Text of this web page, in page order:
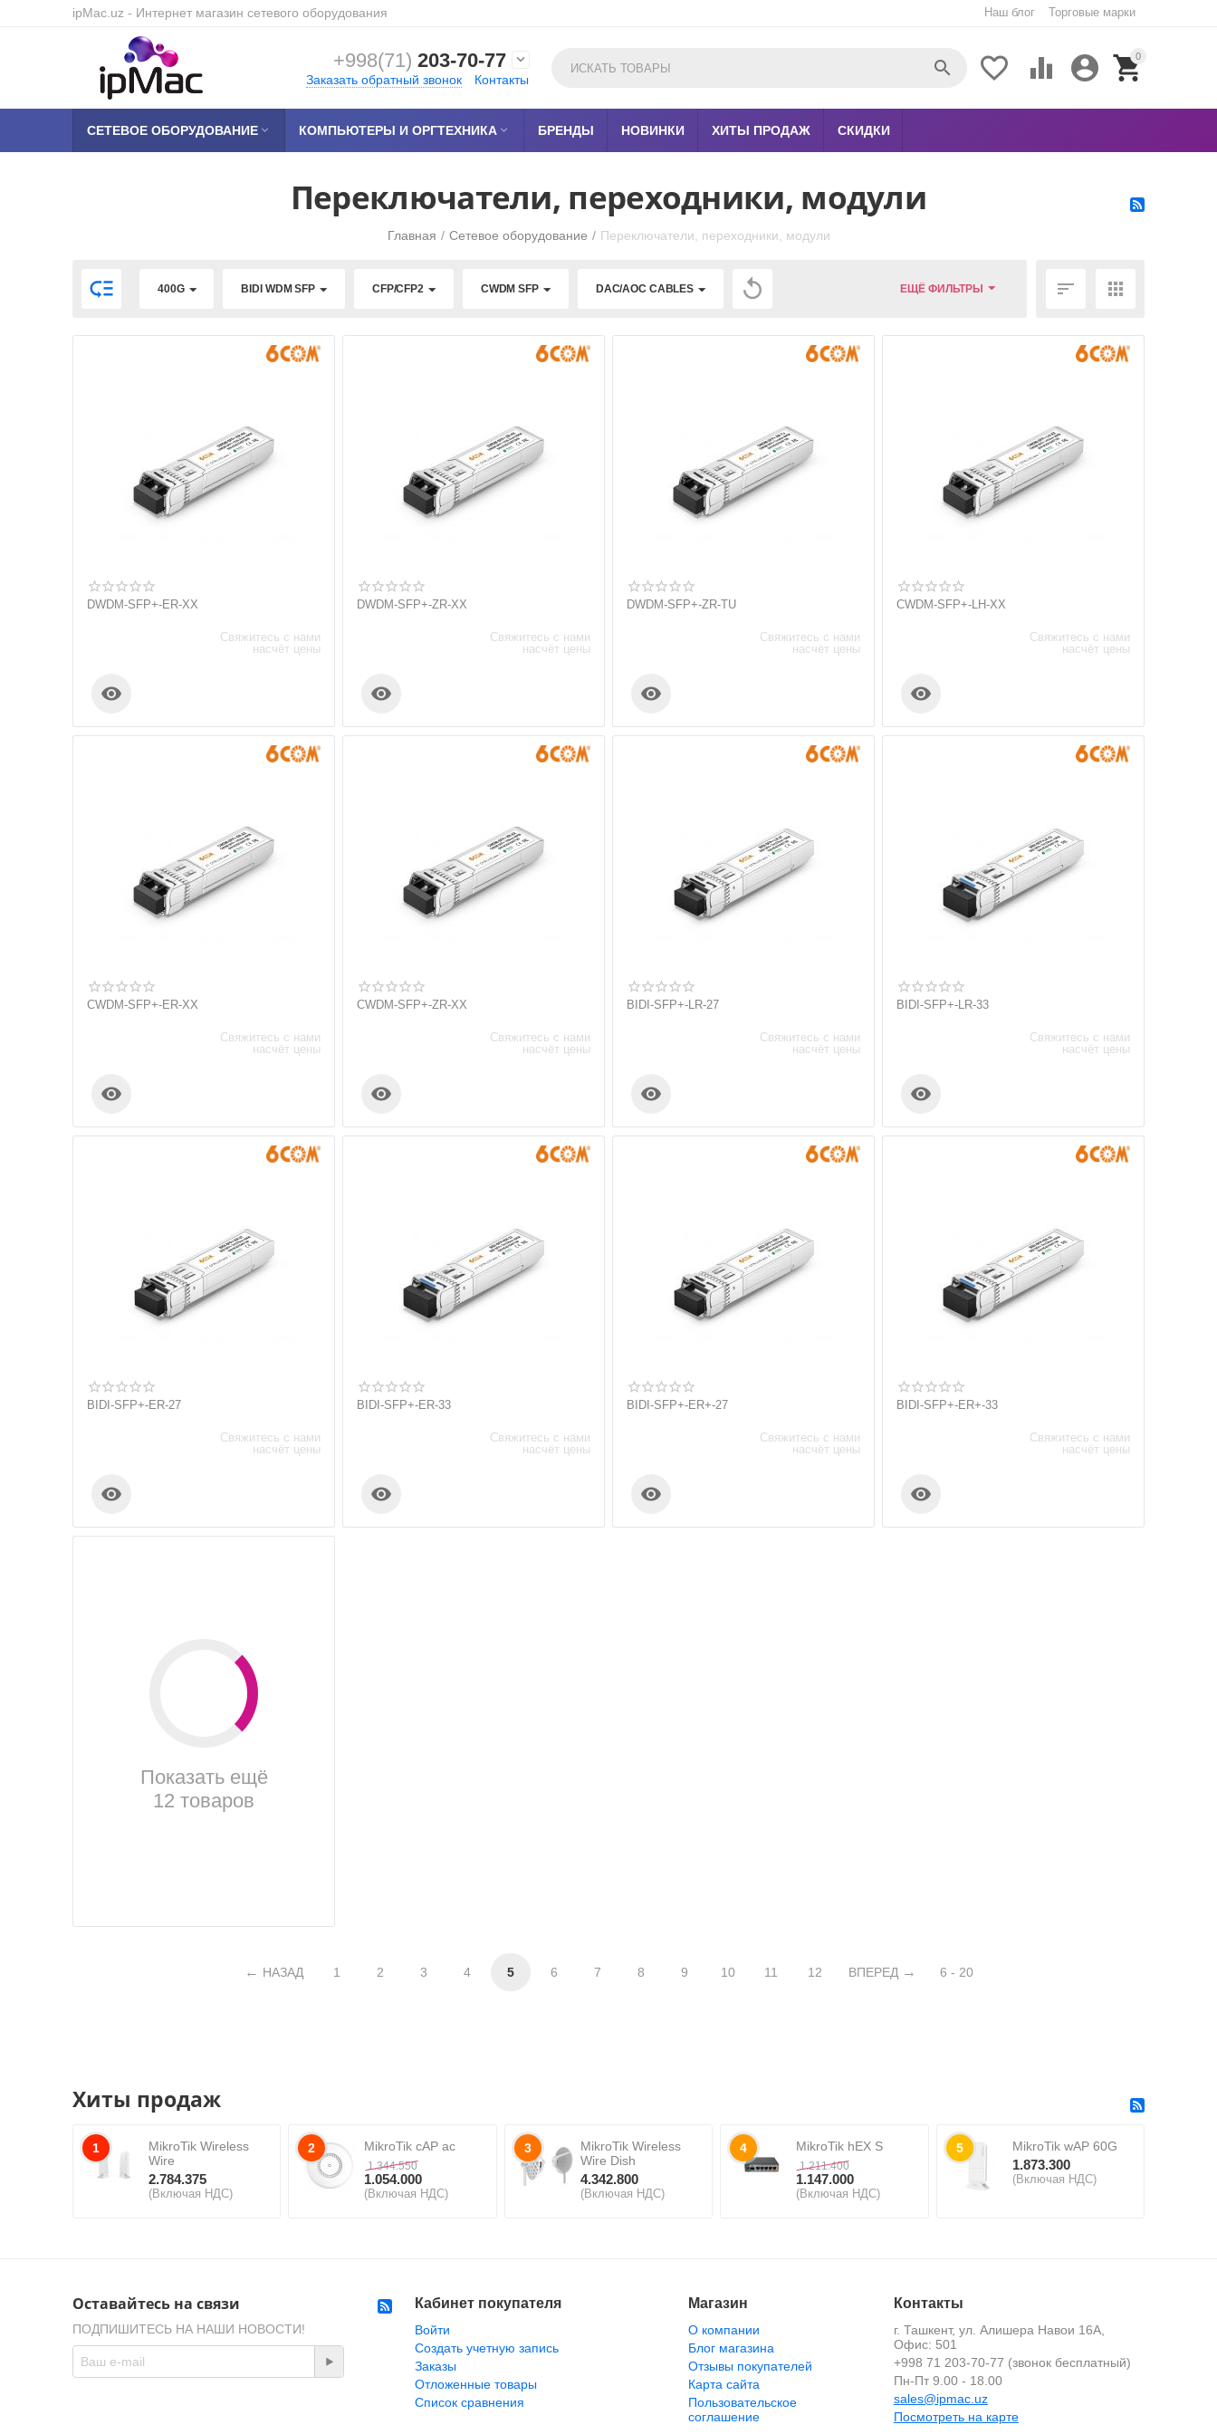
ipMac.uz - Интернет магазин сетевого оборудования Наш блог Торговые марки
+998(71) 203-70-77 
Заказать обратный звонок Контакты
0


 

СЕТЕВОЕ ОБОРУДОВАНИЕ  КОМПЬЮТЕРЫ И ОРГТЕХНИКА  БРЕНДЫ НОВИНКИ ХИТЫ ПРОДАЖ СКИДКИ
Переключатели, переходники, модули
Главная / Сетевое оборудование / Переключатели, переходники, модули
 400G BIDI WDM SFP CFP/CFP2 CWDM SFP DAC/AOC CABLES  ЕЩЁ ФИЛЬТРЫ  
DWDM-SFP+-ER-XX
Свяжитесь с нами
насчёт цены

DWDM-SFP+-ZR-XX
Свяжитесь с нами
насчёт цены

DWDM-SFP+-ZR-TU
Свяжитесь с нами
насчёт цены

CWDM-SFP+-LH-XX
Свяжитесь с нами
насчёт цены

CWDM-SFP+-ER-XX
Свяжитесь с нами
насчёт цены

CWDM-SFP+-ZR-XX
Свяжитесь с нами
насчёт цены

BIDI-SFP+-LR-27
Свяжитесь с нами
насчёт цены

BIDI-SFP+-LR-33
Свяжитесь с нами
насчёт цены

BIDI-SFP+-ER-27
Свяжитесь с нами
насчёт цены

BIDI-SFP+-ER-33
Свяжитесь с нами
насчёт цены

BIDI-SFP+-ER+-27
Свяжитесь с нами
насчёт цены

BIDI-SFP+-ER+-33
Свяжитесь с нами
насчёт цены

Показать ещё
12 товаров
НАЗАД 1 2 3 4 5 6 7 8 9 10 11 12 ВПЕРЕД 6 - 20
Хиты продаж
1
MikroTik Wireless
Wire
2.784.375
(Включая НДС)
2 MikroTik cAP ac
1.344.550
1.054.000
(Включая НДС)
3
MikroTik Wireless
Wire Dish
4.342.800
(Включая НДС)
4 MikroTik hEX S
1.211.400
1.147.000
(Включая НДС)
5 MikroTik wAP 60G
1.873.300
(Включая НДС)
Оставайтесь на связи
ПОДПИШИТЕСЬ НА НАШИ НОВОСТИ!
Кабинет покупателя
Войти
Создать учетную запись
Заказы
Отложенные товары
Список сравнения
Магазин
О компании
Блог магазина
Отзывы покупателей
Карта сайта
Пользовательское
соглашение
Контакты
г. Ташкент, ул. Алишера Навои 16А,
Офис: 501
+998 71 203-70-77 (звонок бесплатный)
Пн-Пт 9.00 - 18.00
sales@ipmac.uz
Посмотреть на карте